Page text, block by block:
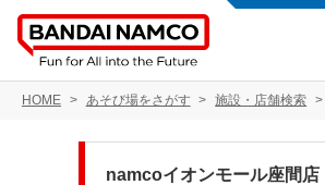
HOME あそび場をさがす 施設・店舗検索
namcoイオンモール座間店